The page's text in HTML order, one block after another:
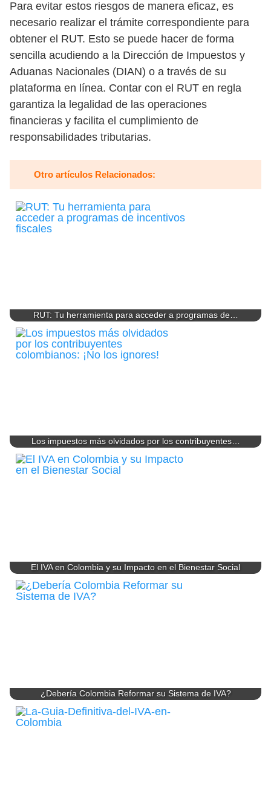
Para evitar estos riesgos de manera eficaz, es
necesario realizar el trámite correspondiente para
obtener el RUT. Esto se puede hacer de forma
sencilla acudiendo a la Dirección de Impuestos y
Aduanas Nacionales (DIAN) o a través de su
plataforma en línea. Contar con el RUT en regla
garantiza la legalidad de las operaciones
financieras y facilita el cumplimiento de
responsabilidades tributarias.
Otro artículos Relacionados:
RUT: Tu herramienta para acceder a programas de…
Los impuestos más olvidados por los contribuyentes…
El IVA en Colombia y su Impacto en el Bienestar Social
¿Debería Colombia Reformar su Sistema de IVA?